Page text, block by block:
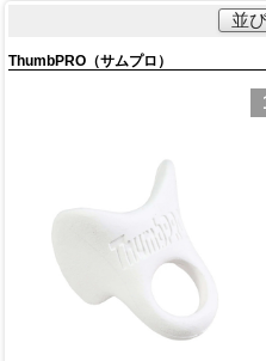
並
ThumbPRO（サムプロ）